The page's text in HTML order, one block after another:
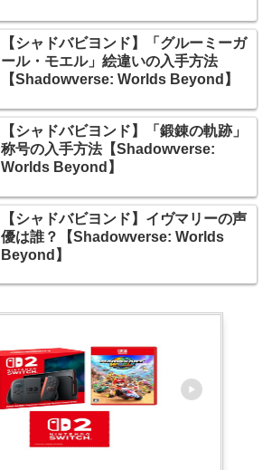
【シャドバビヨンド】「グルーミーガ
ール・モエル」絵違いの入手方法
【Shadowverse: Worlds Beyond】
【シャドバビヨンド】「鍛錬の軌跡」
称号の入手方法【Shadowverse:
Worlds Beyond】
【シャドバビヨンド】イヴマリーの声
優は誰？【Shadowverse: Worlds
Beyond】